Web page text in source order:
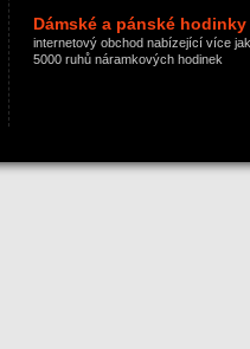
Dámské a pánské hodinky
internetový obchod nabízející více jak
5000 ruhů náramkových hodinek